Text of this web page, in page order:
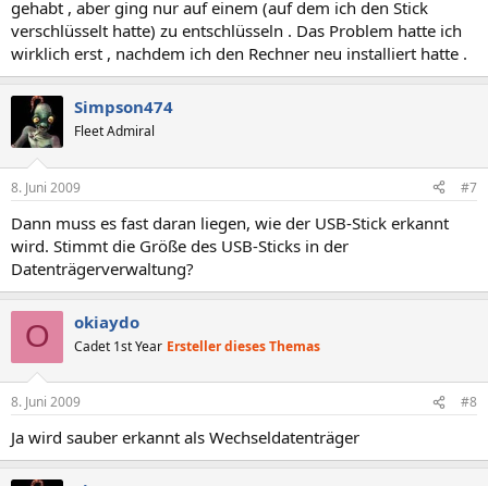
gehabt , aber ging nur auf einem (auf dem ich den Stick
verschlüsselt hatte) zu entschlüsseln . Das Problem hatte ich
wirklich erst , nachdem ich den Rechner neu installiert hatte .
Simpson474
Fleet Admiral
8. Juni 2009 #7
Dann muss es fast daran liegen, wie der USB-Stick erkannt
wird. Stimmt die Größe des USB-Sticks in der
Datenträgerverwaltung?
O okiaydo
Cadet 1st Year Ersteller dieses Themas
8. Juni 2009 #8
Ja wird sauber erkannt als Wechseldatenträger